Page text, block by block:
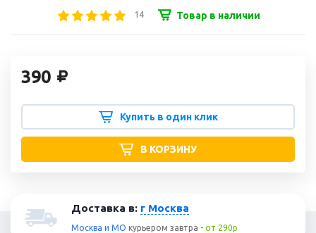
14 Товар в наличии
390
Купить в один клик
В КОРЗИНУ
Доставка в: г Москва
Москва и МО курьером завтра - от 290р